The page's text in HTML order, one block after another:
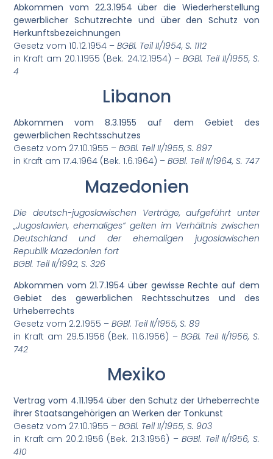
Abkommen vom 22.3.1954 über die Wiederherstellung
gewerblicher Schutzrechte und über den Schutz von
Herkunftsbezeichnungen
Gesetz vom 10.12.1954 –BGBl. Teil II/1954, S. 1112
in Kraft am 20.1.1955 (Bek. 24.12.1954) – BGBl. Teil II/1955, S.
4
Libanon
Abkommen vom 8.3.1955 auf dem Gebiet des
gewerblichen Rechtsschutzes
Gesetz vom 27.10.1955 –BGBl. Teil II/1955, S. 897
in Kraft am 17.4.1964 (Bek. 1.6.1964) –BGBl. Teil II/1964, S. 747
Mazedonien
Die deutsch-jugoslawischen Verträge, aufgeführt unter
„Jugoslawien, ehemaliges“ gelten im Verhältnis zwischen
Deutschland und der ehemaligen jugoslawischen
Republik Mazedonien fort
BGBl. Teil II/1992, S. 326
Abkommen vom 21.7.1954 über gewisse Rechte auf dem
Gebiet des gewerblichen Rechtsschutzes und des
Urheberrechts
Gesetz vom 2.2.1955 –BGBl. Teil II/1955, S. 89
in Kraft am 29.5.1956 (Bek. 11.6.1956) –BGBl. Teil II/1956, S.
742
Mexiko
Vertrag vom 4.11.1954 über den Schutz der Urheberrechte
ihrer Staatsangehörigen an Werken der Tonkunst
Gesetz vom 27.10.1955 –BGBl. Teil II/1955, S. 903
in Kraft am 20.2.1956 (Bek. 21.3.1956) –BGBl. Teil II/1956, S.
410